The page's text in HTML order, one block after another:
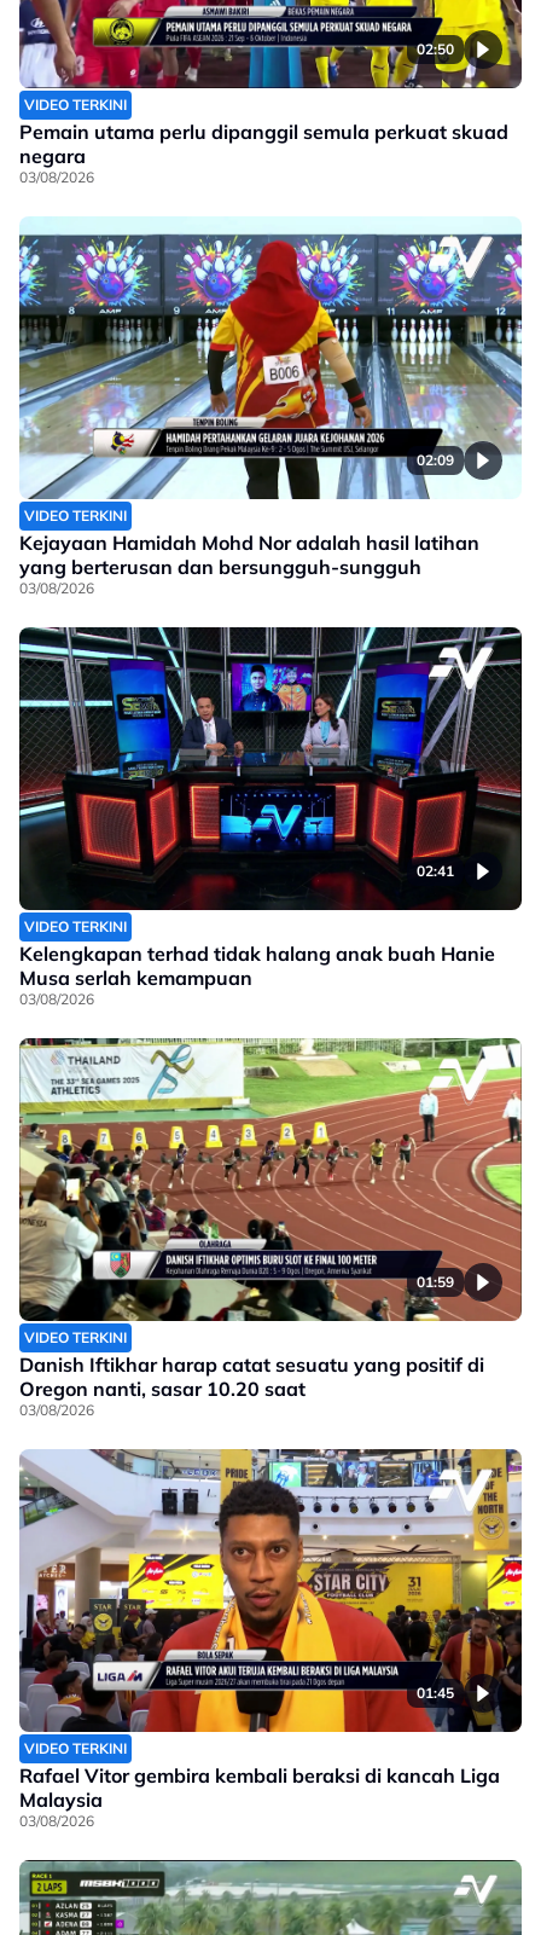
02:50
VIDEO TERKINI
Pemain utama perlu dipanggil semula perkuat skuad
negara
03/08/2026
02:09
VIDEO TERKINI
Kejayaan Hamidah Mohd Nor adalah hasil latihan
yang berterusan dan bersungguh-sungguh
03/08/2026
02:41
VIDEO TERKINI
Kelengkapan terhad tidak halang anak buah Hanie
Musa serlah kemampuan
03/08/2026
01:59
VIDEO TERKINI
Danish Iftikhar harap catat sesuatu yang positif di
Oregon nanti, sasar 10.20 saat
03/08/2026
01:45
VIDEO TERKINI
Rafael Vitor gembira kembali beraksi di kancah Liga
Malaysia
03/08/2026